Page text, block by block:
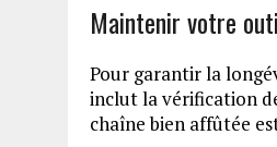
Maintenir votre
Pour garantir la
inclut la vérification
chaîne bien affûtée